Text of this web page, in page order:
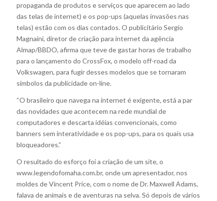
propaganda de produtos e serviços que aparecem ao lado
das telas de internet) e os pop-ups (aquelas invasões nas
telas) estão com os dias contados. O publicitário Sergio
Magnaini, diretor de criação para internet da agência
Almap/BBDO, afirma que teve de gastar horas de trabalho
para o lançamento do CrossFox, o modelo off-road da
Volkswagen, para fugir desses modelos que se tornaram
símbolos da publicidade on-line.
“O brasileiro que navega na internet é exigente, está a par
das novidades que acontecem na rede mundial de
computadores e descarta idéias convencionais, como
banners sem interatividade e os pop-ups, para os quais usa
bloqueadores.”
O resultado do esforço foi a criação de um site, o
www.legendofomaha.com.br, onde um apresentador, nos
moldes de Vincent Price, com o nome de Dr. Maxwell Adams,
falava de animais e de aventuras na selva. Só depois de vários